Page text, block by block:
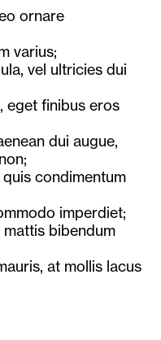
ornare
varius;
vel ultricies dui
eget finibus eros
dui augue,
condimentum
imperdiet;
bibendum
at mollis lacus